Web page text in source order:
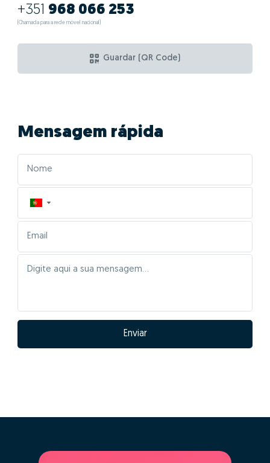
+351 968 066 253
(Chamada para a rede móvel nacional)
Guardar (QR Code)
Mensagem rápida
▼
Enviar